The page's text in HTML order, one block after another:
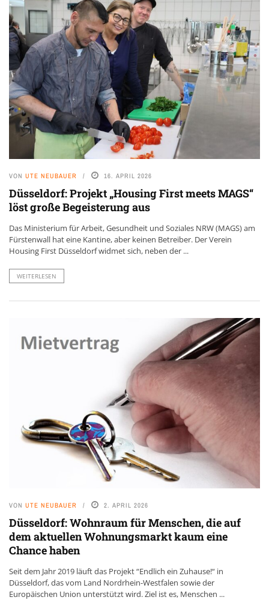
VON UTE NEUBAUER 16. APRIL 2026
Düsseldorf: Projekt „Housing First meets MAGS“
löst große Begeisterung aus
Das Ministerium für Arbeit, Gesundheit und Soziales NRW (MAGS) am
Fürstenwall hat eine Kantine, aber keinen Betreiber. Der Verein
Housing First Düsseldorf widmet sich, neben der ...
WEITERLESEN
VON UTE NEUBAUER 2. APRIL 2026
Düsseldorf: Wohnraum für Menschen, die auf
dem aktuellen Wohnungsmarkt kaum eine
Chance haben
Seit dem Jahr 2019 läuft das Projekt “Endlich ein Zuhause!“ in
Düsseldorf, das vom Land Nordrhein-Westfalen sowie der
Europäischen Union unterstützt wird. Ziel ist es, Menschen ...